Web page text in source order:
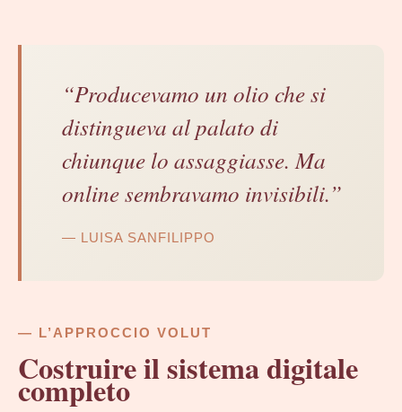
“Producevamo un olio che si
distingueva al palato di
chiunque lo assaggiasse. Ma
online sembravamo invisibili.”
— LUISA SANFILIPPO
— L’APPROCCIO VOLUT
Costruire il sistema digitale
completo